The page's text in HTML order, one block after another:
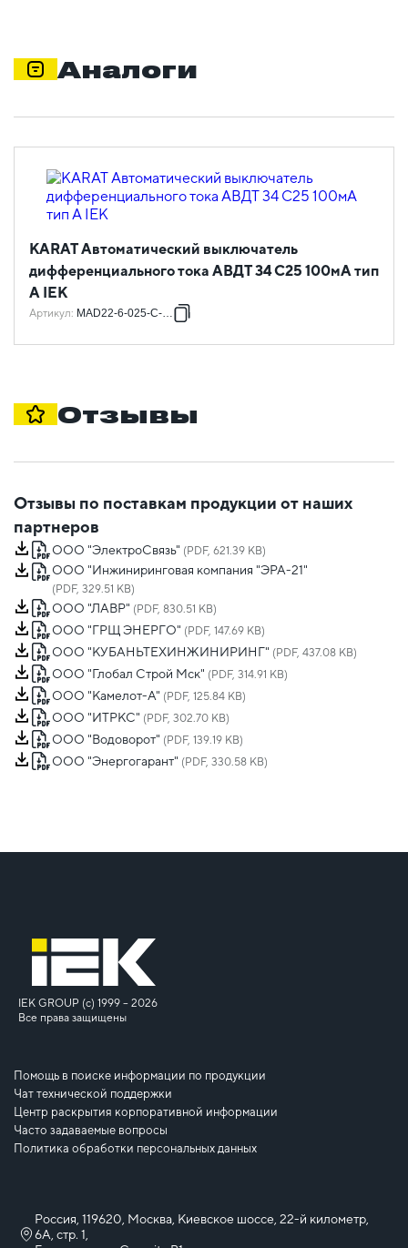
Аналоги
KARAT Автоматический выключатель
дифференциального тока АВДТ 34 C25 100мА тип
A IEK
Артикул: MAD22-6-025-C-100
Отзывы
Отзывы по поставкам продукции от наших
партнеров
ООО "ЭлектроСвязь" (PDF, 621.39 KB)
ООО "Инжиниринговая компания "ЭРА-21"
(PDF, 329.51 KB)
ООО "ЛАВР" (PDF, 830.51 KB)
ООО "ГРЩ ЭНЕРГО" (PDF, 147.69 KB)
ООО "КУБАНЬТЕХИНЖИНИРИНГ" (PDF, 437.08 KB)
ООО "Глобал Строй Мск" (PDF, 314.91 KB)
ООО "Камелот-А" (PDF, 125.84 KB)
ООО "ИТРКС" (PDF, 302.70 KB)
ООО "Водоворот" (PDF, 139.19 KB)
ООО "Энергогарант" (PDF, 330.58 KB)
IEK GROUP (c) 1999 – 2026
Все права защищены
Помощь в поиске информации по продукции
Чат технической поддержки
Центр раскрытия корпоративной информации
Часто задаваемые вопросы
Политика обработки персональных данных
Россия, 119620, Москва, Киевское шоссе, 22-й километр,
6А, стр. 1,